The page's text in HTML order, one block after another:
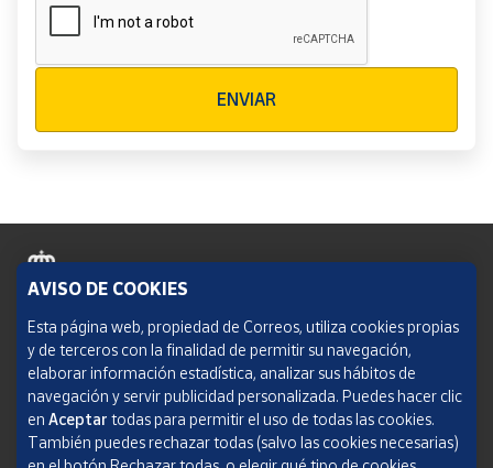
ENVIAR
Política de cookies
Aviso legal
Condiciones del servicio
Política de Privacidad Web
AVISO DE COOKIES
Esta página web, propiedad de Correos, utiliza cookies propias
y de terceros con la finalidad de permitir su navegación,
elaborar información estadística, analizar sus hábitos de
navegación y servir publicidad personalizada. Puedes hacer clic
en Aceptar todas para permitir el uso de todas las cookies.
También puedes rechazar todas (salvo las cookies necesarias)